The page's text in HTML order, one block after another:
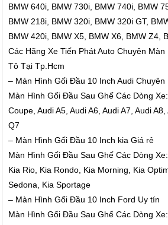
BMW 640i, BMW 730i, BMW 740i, BMW
BMW 218i, BMW 320i, BMW 320i GT,
BMW 420i, BMW X5, BMW X6, BMW Z4,
Các Hãng Xe Tiến Phát Auto Chuyên
Tô Tại Tp.Hcm
– Màn Hình Gối Đầu 10 Inch Audi Chuyên
Màn Hình Gối Đầu Sau Ghế Các Dòng
Coupe, Audi A5, Audi A6, Audi A7, Audi
Q7
– Màn Hình Gối Đầu 10 Inch kia Giá rẻ
Màn Hình Gối Đầu Sau Ghế Các Dòng
Kia Rio, Kia Rondo, Kia Morning, Kia
Sedona, Kia Sportage
– Màn Hình Gối Đầu 10 Inch Ford Uy tín
Màn Hình Gối Đầu Sau Ghế Các Dòng